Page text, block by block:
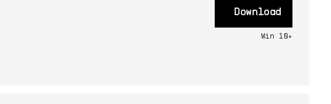
Download
Win 10+